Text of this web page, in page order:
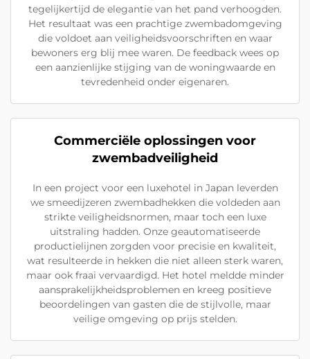
tegelijkertijd de elegantie van het pand verhoogden.
Het resultaat was een prachtige zwembadomgeving
die voldoet aan veiligheidsvoorschriften en waar
bewoners erg blij mee waren. De feedback wees op
een aanzienlijke stijging van de woningwaarde en
tevredenheid onder eigenaren.
Commerciële oplossingen voor
zwembadveiligheid
In een project voor een luxehotel in Japan leverden
we smeedijzeren zwembadhekken die voldeden aan
strikte veiligheidsnormen, maar toch een luxe
uitstraling hadden. Onze geautomatiseerde
productielijnen zorgden voor precisie en kwaliteit,
wat resulteerde in hekken die niet alleen sterk waren,
maar ook fraai vervaardigd. Het hotel meldde minder
aansprakelijkheidsproblemen en kreeg positieve
beoordelingen van gasten die de stijlvolle, maar
veilige omgeving op prijs stelden.